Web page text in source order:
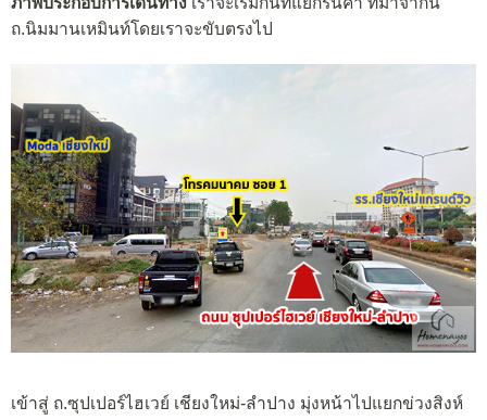
ถ.นิมมานเหมินท์โดยเราจะขับตรงไป
เข้าสู่ ถ.ซุปเปอร์ไฮเวย์ เชียงใหม่-ลำปาง มุ่งหน้าไปแยกข่วงสิงห์